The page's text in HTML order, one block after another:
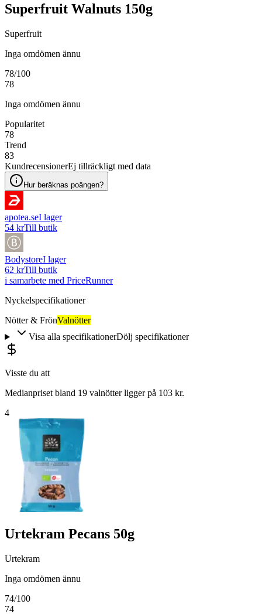
Superfruit Walnuts 150g
Superfruit
Inga omdömen ännu
78/100
78
Inga omdömen ännu
Popularitet
78
Trend
83
KundrecensionerEj tillräckligt med data
Hur beräknas poängen?
apotea.seI lager
54 krTill butik
BodystoreI lager
62 krTill butik
i samarbete med PriceRunner
Nyckelspecifikationer
Nötter & FrönValnötter
Visa alla specifikationerDölj specifikationer
Visste du att
Medianpriset bland 19 valnötter ligger på 103 kr.
4
Urtekram Pecans 50g
Urtekram
Inga omdömen ännu
74/100
74